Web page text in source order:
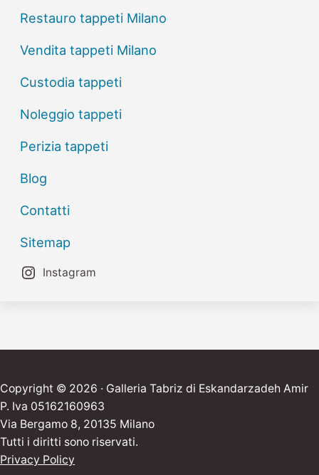
Restauro tappeti Milano
Vendita tappeti Milano
Custodia tappeti
Noleggio tappeti
Perizia tappeti
Blog
Contatti
Sitemap
Instagram
Copyright © 2026 · Galleria Tabriz di Eskandarzadeh Amir
P. Iva 05162160963
Via Bergamo 8, 20135 Milano
Tutti i diritti sono riservati.
Privacy Policy